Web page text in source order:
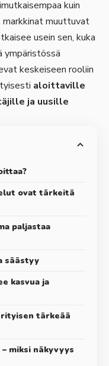
kuin
markkinat muuttuvat
usein sen, kuka
ympäristössä
keskeiseen rooliin
aloittaville
ja uusille
ovat tärkeitä
paljastaa
säästyy
kasvua ja
tärkeää
miksi näkyvyys